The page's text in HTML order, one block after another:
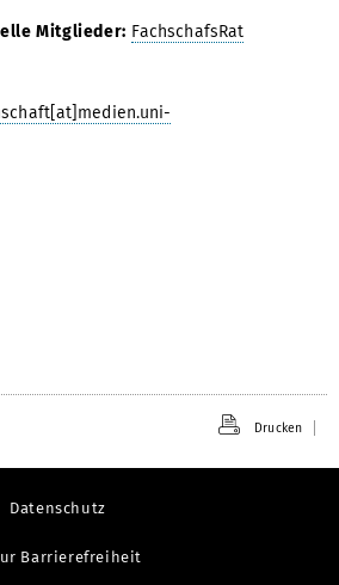
Mitglieder: FachschafsRat
Drucken
Datenschutz
Barrierefreiheit